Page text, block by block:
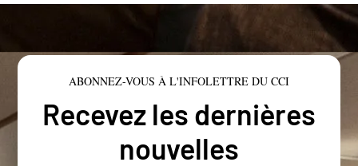
ABONNEZ-VOUS À L'INFOLETTRE DU CCI
Recevez les dernières
nouvelles